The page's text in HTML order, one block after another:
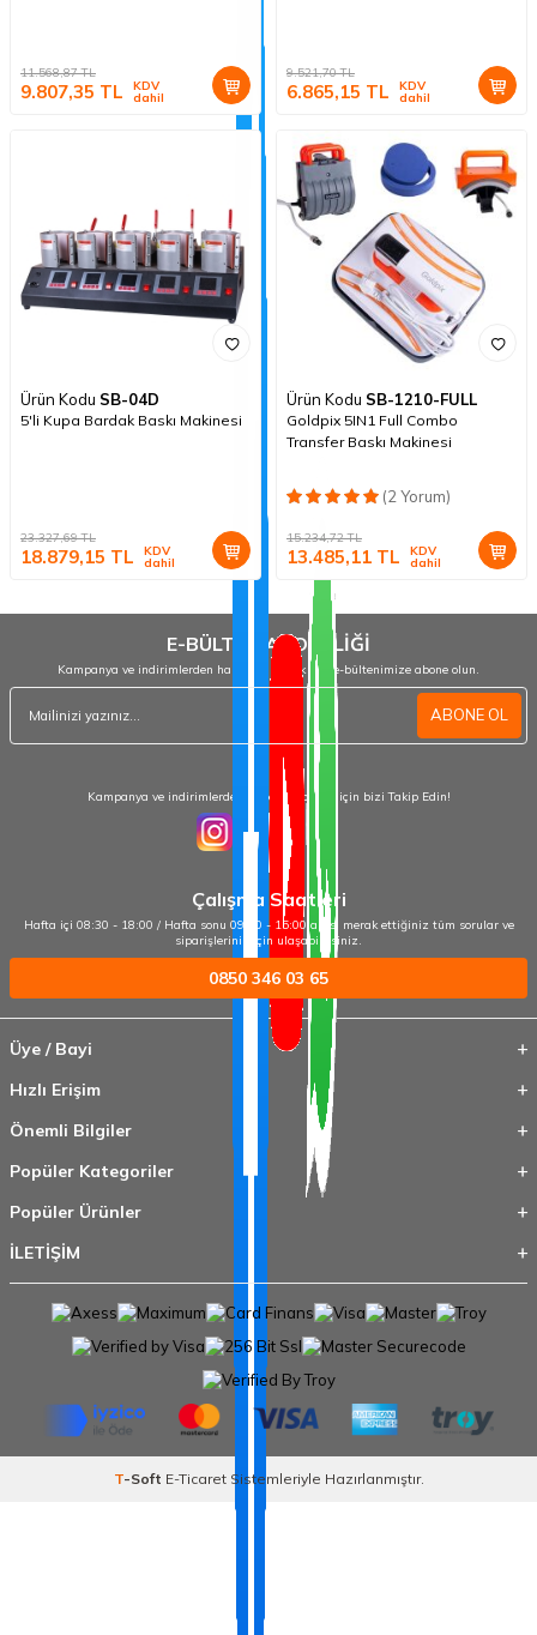
11.568,87TL
9.807,35 TL KDV
dahil
9.521,70TL
6.865,15 TL KDV
dahil
Ürün Kodu SB-04D
5'li Kupa Bardak Baskı Makinesi
23.327,69TL
18.879,15 TL KDV
dahil
Ürün Kodu SB-1210-FULL
Goldpix 5IN1 Full Combo
Transfer Baskı Makinesi
(2 Yorum)
15.234,72TL
13.485,11 TL KDV
dahil
E-BÜLTEN ABONELİĞİ
Kampanya ve indirimlerden haberdar olmak için e-bültenimize abone olun.
ABONE OL
Kampanya ve indirimlerden haberdar olmak için bizi Takip Edin!
Çalışma Saatleri
Hafta içi 08:30 - 18:00 / Hafta sonu 09:00 - 15:00 arası merak ettiğiniz tüm sorular ve
siparişleriniz için ulaşabilirsiniz.
0850 346 03 65
Üye / Bayi
Hızlı Erişim
Önemli Bilgiler
Popüler Kategoriler
Popüler Ürünler
İLETİŞİM
T-Soft E-TicaretSistemleriyle Hazırlanmıştır.